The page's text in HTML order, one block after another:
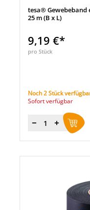
tesa®
25 m (B x L)
9,19 €*
pro Stück
Noch 2 Stück
Sofort verfügbar
Menge